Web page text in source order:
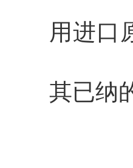
用进口
其已纳